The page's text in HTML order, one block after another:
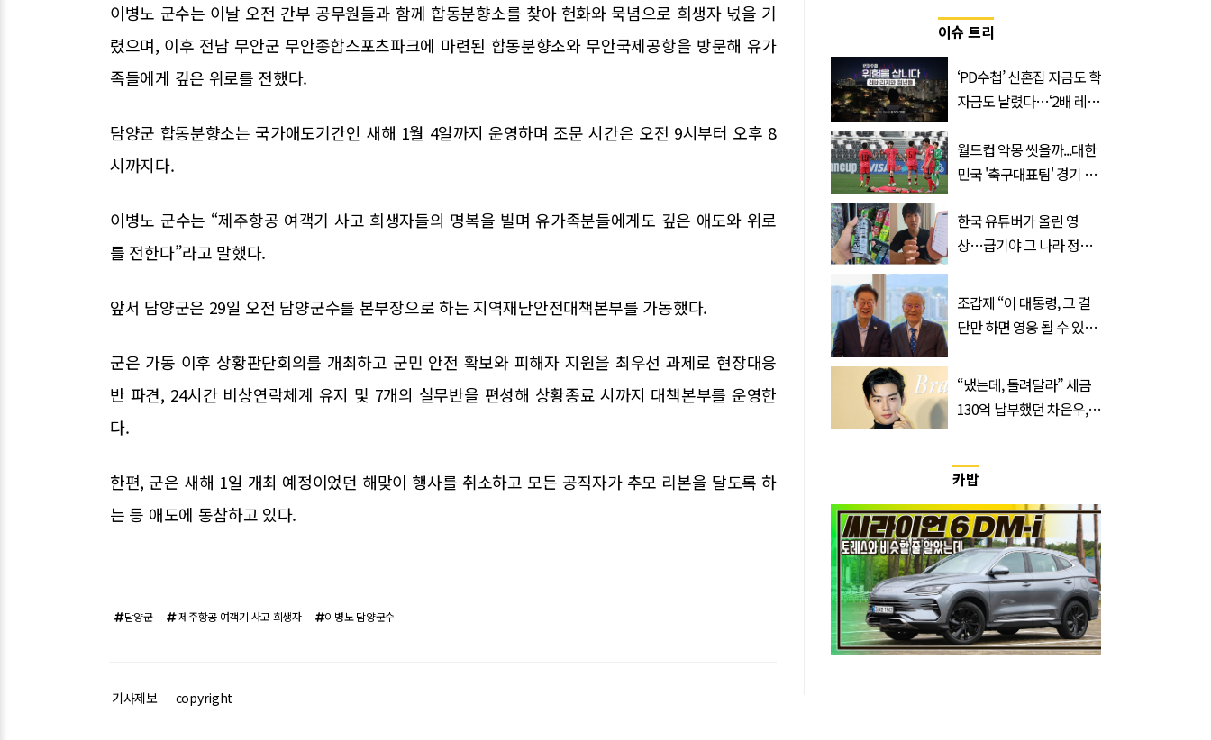
이병노 군수는 이날 오전 간부 공무원들과 함께 합동분향소를 찾아 헌화와 묵념으로 희생자 넋을 기
렸으며, 이후 전남 무안군 무안종합스포츠파크에 마련된 합동분향소와 무안국제공항을 방문해 유가
족들에게 깊은 위로를 전했다.
담양군 합동분향소는 국가애도기간인 새해 1월 4일까지 운영하며 조문 시간은 오전 9시부터 오후 8
시까지다.
이병노 군수는 “제주항공 여객기 사고 희생자들의 명복을 빌며 유가족분들에게도 깊은 애도와 위로
를 전한다”라고 말했다.
앞서 담양군은 29일 오전 담양군수를 본부장으로 하는 지역재난안전대책본부를 가동했다.
군은 가동 이후 상황판단회의를 개최하고 군민 안전 확보와 피해자 지원을 최우선 과제로 현장대응
반 파견, 24시간 비상연락체계 유지 및 7개의 실무반을 편성해 상황종료 시까지 대책본부를 운영한
다.
한편, 군은 새해 1일 개최 예정이었던 해맞이 행사를 취소하고 모든 공직자가 추모 리본을 달도록 하
는 등 애도에 동참하고 있다.
담양군 제주항공 여객기 사고 희생자 이병노 담양군수
기사제보 copyright
이슈 트리
‘PD수첩’ 신혼집 자금도 학
자금도 날렸다…‘2배 레버
월드컵 악몽 씻을까...대한
민국 '축구대표팀' 경기 확
한국 유튜버가 올린 영
상…급기야 그 나라 정부
조갑제 “이 대통령, 그 결
단만 하면 영웅 될 수 있
“냈는데, 돌려달라” 세금
130억 납부했던 차은우,
카밥